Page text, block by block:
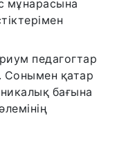
мұнарасына
педагогтар
Сонымен қатар
бағына